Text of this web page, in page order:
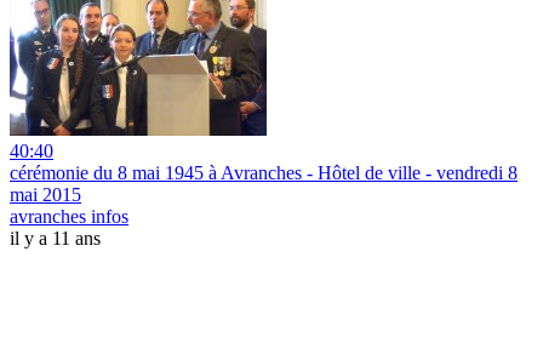
40:40
cérémonie du 8 mai 1945 à Avranches - Hôtel de ville - vendredi 8
mai 2015
avranches infos
il y a 11 ans